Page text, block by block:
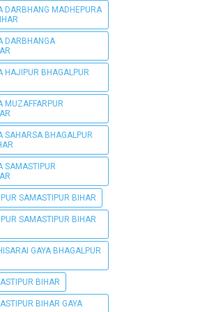
DARBHANG MADHEPURA
DARBHANGA
HAJIPUR BHAGALPUR
MUZAFFARPUR
SAHARSA BHAGALPUR
SAMASTIPUR
SAMASTIPUR BIHAR
SAMASTIPUR BIHAR
GAYA BHAGALPUR
BIHAR
BIHAR GAYA